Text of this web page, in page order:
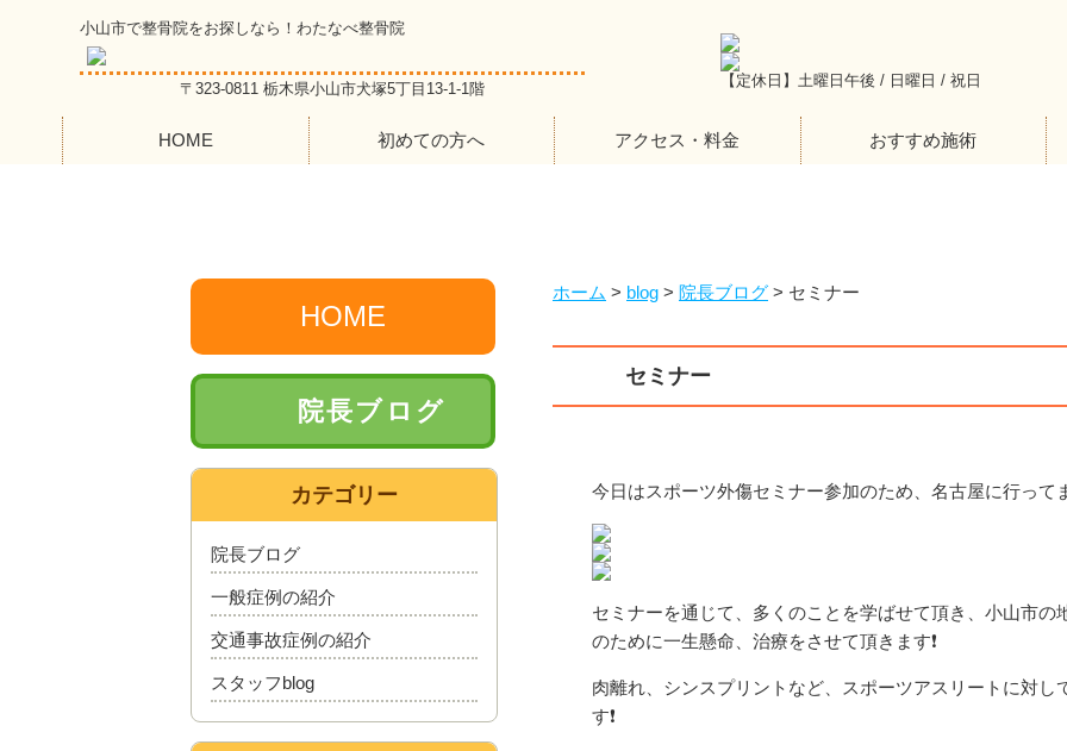
小山市で整骨院をお探しなら！わたなべ整骨院
〒323-0811 栃木県小山市犬塚5丁目13-1-1階 【定休日】土曜日午後 / 日曜日 / 祝日
HOME 初めての方へ アクセス・料金 おすすめ施術
ホーム > blog > 院長ブログ > セミナー
セミナー
今日はスポーツ外傷セミナー参加のため、名古屋に行って
セミナーを通じて、多くのことを学ばせて頂き、小山市の
のために一生懸命、治療をさせて頂きます❗️
肉離れ、シンスプリントなど、スポーツアスリートに対し
す❗️
HOME
院長ブログ
カテゴリー
院長ブログ
一般症例の紹介
交通事故症例の紹介
スタッフblog